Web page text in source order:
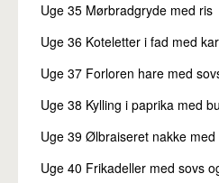
Uge 35 Mørbradgryde med ris
Uge 36 Koteletter i fad med
Uge 37 Forloren hare med
Uge 38 Kylling i paprika med
Uge 39 Ølbraiseret nakke med
Uge 40 Frikadeller med sovs